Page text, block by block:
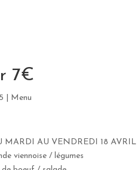
7€
Menu
MARDI AU VENDREDI 18 AVRIL
viennoise / légumes